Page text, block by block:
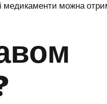
медикаменти можна